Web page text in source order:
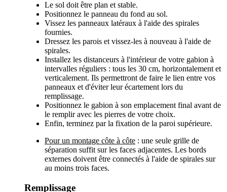
Le sol doit être plan et stable.
Positionnez le panneau du fond au sol.
Vissez les panneaux latéraux à l'aide des spirales
fournies.
Dressez les parois et vissez-les à nouveau à l'aide de
spirales.
Installez les distanceurs à l'intérieur de votre gabion à
intervalles réguliers : tous les 30 cm, horizontalement et
verticalement. Ils permettront de faire le lien entre vos
panneaux et d'éviter leur écartement lors du
remplissage.
Positionnez le gabion à son emplacement final avant de
le remplir avec les pierres de votre choix.
Enfin, terminez par la fixation de la paroi supérieure.
Pour un montage côte à côte : une seule grille de
séparation suffit sur les faces adjacentes. Les bords
externes doivent être connectés à l'aide de spirales sur
au moins trois faces.
Remplissage